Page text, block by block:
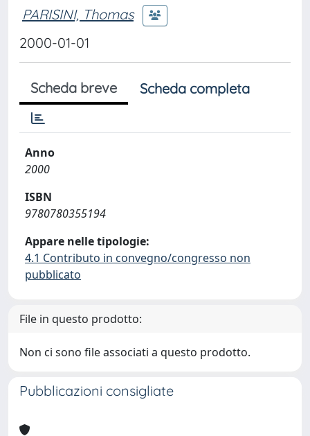
PARISINI, Thomas
2000-01-01
Scheda breve Scheda completa
Anno
2000
ISBN
9780780355194
Appare nelle tipologie:
4.1 Contributo in convegno/congresso non
pubblicato
File in questo prodotto:
Non ci sono file associati a questo prodotto.
Pubblicazioni consigliate